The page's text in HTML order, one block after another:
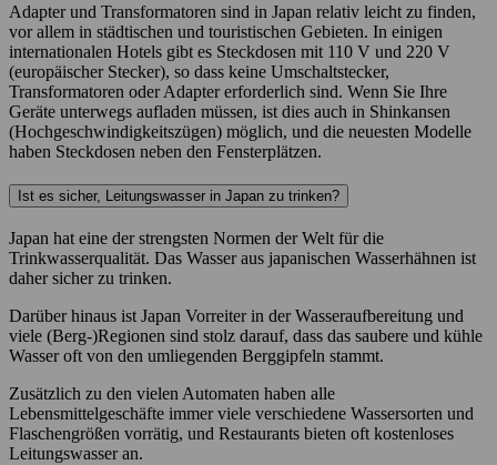
Adapter und Transformatoren sind in Japan relativ leicht zu finden,
vor allem in städtischen und touristischen Gebieten. In einigen
internationalen Hotels gibt es Steckdosen mit 110 V und 220 V
(europäischer Stecker), so dass keine Umschaltstecker,
Transformatoren oder Adapter erforderlich sind. Wenn Sie Ihre
Geräte unterwegs aufladen müssen, ist dies auch in Shinkansen
(Hochgeschwindigkeitszügen) möglich, und die neuesten Modelle
haben Steckdosen neben den Fensterplätzen.
Ist es sicher, Leitungswasser in Japan zu trinken?
Japan hat eine der strengsten Normen der Welt für die
Trinkwasserqualität. Das Wasser aus japanischen Wasserhähnen ist
daher sicher zu trinken.
Darüber hinaus ist Japan Vorreiter in der Wasseraufbereitung und
viele (Berg-)Regionen sind stolz darauf, dass das saubere und kühle
Wasser oft von den umliegenden Berggipfeln stammt.
Zusätzlich zu den vielen Automaten haben alle
Lebensmittelgeschäfte immer viele verschiedene Wassersorten und
Flaschengrößen vorrätig, und Restaurants bieten oft kostenloses
Leitungswasser an.